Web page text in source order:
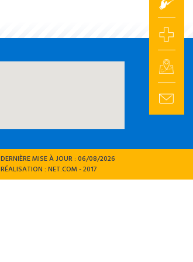
DERNIÈRE MISE À JOUR : 06/08/2026
RÉALISATION : NET.COM- 2017